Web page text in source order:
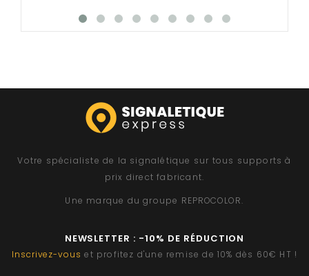
Votre spécialiste de la signalétique sur tous supports à
prix direct fabricant.
Une marque du groupe REPROCOLOR.
NEWSLETTER : -10% DE RÉDUCTION
Inscrivez-vous et profitez d'une remise de 10% dès 60€ HT !